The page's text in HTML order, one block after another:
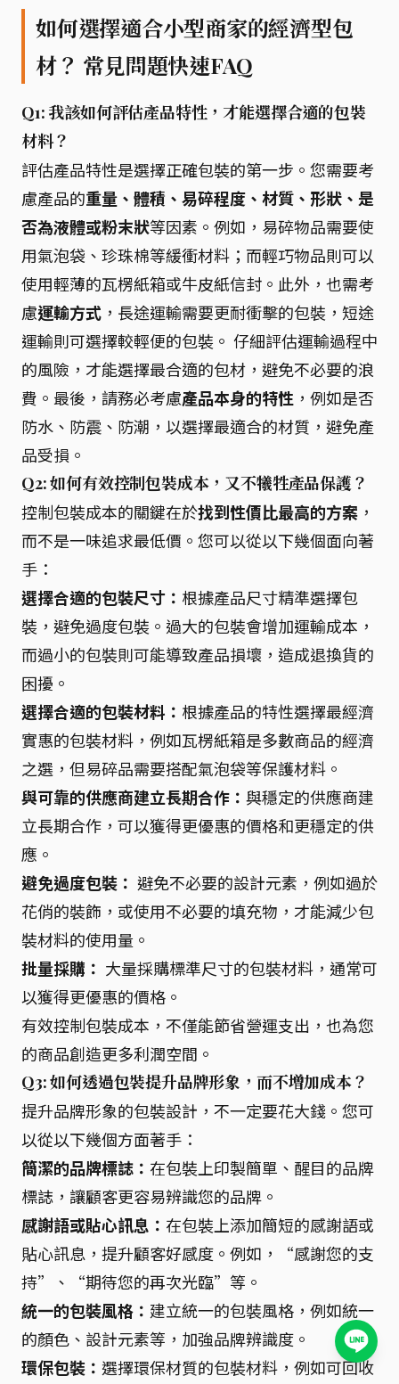
如何選擇適合小型商家的經濟型包
材？ 常見問題快速FAQ
Q1: 我該如何評估產品特性，才能選擇合適的包裝
材料？
評估產品特性是選擇正確包裝的第一步。您需要考
慮產品的重量、體積、易碎程度、材質、形狀、是
否為液體或粉末狀等因素。例如，易碎物品需要使
用氣泡袋、珍珠棉等緩衝材料；而輕巧物品則可以
使用輕薄的瓦楞紙箱或牛皮紙信封。此外，也需考
慮運輸方式 ，長途運輸需要更耐衝擊的包裝，短途
運輸則可選擇較輕便的包裝。 仔細評估運輸過程中
的風險，才能選擇最合適的包材，避免不必要的浪
費。最後，請務必考慮產品本身的特性 ，例如是否
防水、防震、防潮，以選擇最適合的材質，避免產
品受損。
Q2: 如何有效控制包裝成本，又不犧牲產品保護？
控制包裝成本的關鍵在於找到性價比最高的方案 ，
而不是一味追求最低價。您可以從以下幾個面向著
手：
選擇合適的包裝尺寸： 根據產品尺寸精準選擇包
裝，避免過度包裝。過大的包裝會增加運輸成本，
而過小的包裝則可能導致產品損壞，造成退換貨的
困擾。
選擇合適的包裝材料： 根據產品的特性選擇最經濟
實惠的包裝材料，例如瓦楞紙箱是多數商品的經濟
之選，但易碎品需要搭配氣泡袋等保護材料。
與可靠的供應商建立長期合作： 與穩定的供應商建
立長期合作，可以獲得更優惠的價格和更穩定的供
應。
避免過度包裝： 避免不必要的設計元素，例如過於
花俏的裝飾，或使用不必要的填充物，才能減少包
裝材料的使用量。
批量採購： 大量採購標準尺寸的包裝材料，通常可
以獲得更優惠的價格。
有效控制包裝成本，不僅能節省營運支出，也為您
的商品創造更多利潤空間。
Q3: 如何透過包裝提升品牌形象，而不增加成本？
提升品牌形象的包裝設計，不一定要花大錢。您可
以從以下幾個方面著手：
簡潔的品牌標誌： 在包裝上印製簡單、醒目的品牌
標誌，讓顧客更容易辨識您的品牌。
感謝語或貼心訊息： 在包裝上添加簡短的感謝語或
貼心訊息，提升顧客好感度。例如，“感謝您的支
持”、“期待您的再次光臨”等。
統一的包裝風格： 建立統一的包裝風格，例如統一
的顏色、設計元素等，加強品牌辨識度。
環保包裝： 選擇環保材質的包裝材料，例如可回收